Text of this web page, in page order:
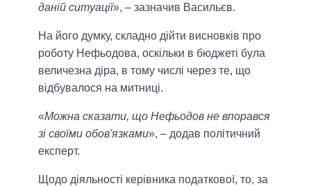
даній ситуації», – зазначив Васильєв.
На його думку, складно дійти висновків про
роботу Нефьодова, оскільки в бюджеті була
величезна діра, в тому числі через те, що
відбувалося на митниці.
«Можна сказати, що Нефьодов не впорався
зі своїми обов'язками», – додав політичний
експерт.
Щодо діяльності керівника податкової, то, за